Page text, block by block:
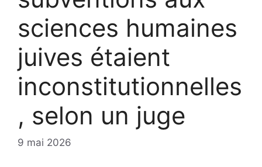
sciences humaines
juives étaient
inconstitutionnelles
, selon un juge
9 mai 2026